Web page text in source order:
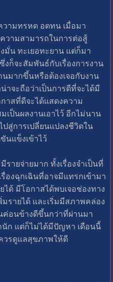
วามทรหด อดทน เมื่อมา
วามสามารถในการต่อสู้
น ทะเยอทะยาน แต่ก็มา
ก็จะสัมพันธ์กับเรื่องการงาน
มากขึ้นหรือต้องเจอกับงาน
จะถือว่าเป็นการดีที่จะได้มี
าสที่ดีจะได้แสดงความ
เป็นผลงานเอาไว้ อีกไม่นาน
สู่การเปลี่ยนแปลงชีวิตใน
นแข็งเข้าไว้
ายจ่ายมาก ทั้งเรื่องจำเป็นที่
องฉุกเฉินที่อาจมีแทรกเข้ามา
ด้ มีโอกาสได้พบเจอช่องทาง
รายได้ และเริ่มมีสภาพคล่อง
ค่อนข้างดีขึ้นกว่าที่ผ่านมา
ก แต่ก็ไม่ได้มีปัญหา เดือนนี้
วรดูแลสุขภาพให้ดี